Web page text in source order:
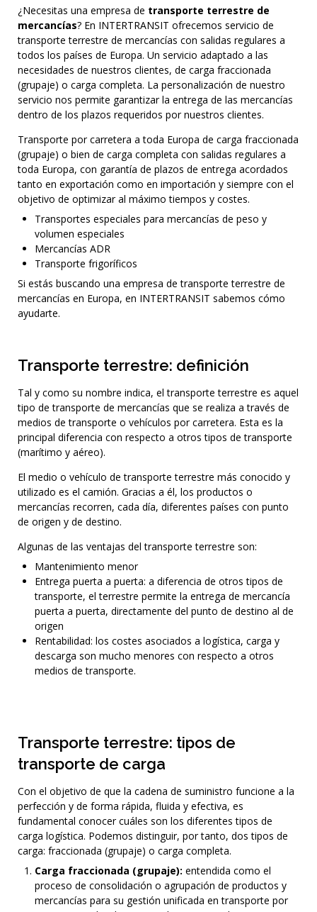
¿Necesitas una empresa de transporte terrestre de
mercancías? En INTERTRANSIT ofrecemos servicio de
transporte terrestre de mercancías con salidas regulares a
todos los países de Europa. Un servicio adaptado a las
necesidades de nuestros clientes, de carga fraccionada
(grupaje) o carga completa. La personalización de nuestro
servicio nos permite garantizar la entrega de las mercancías
dentro de los plazos requeridos por nuestros clientes.
Transporte por carretera a toda Europa de carga fraccionada
(grupaje) o bien de carga completa con salidas regulares a
toda Europa, con garantía de plazos de entrega acordados
tanto en exportación como en importación y siempre con el
objetivo de optimizar al máximo tiempos y costes.
Transportes especiales para mercancías de peso y
volumen especiales
Mercancías ADR
Transporte frigoríficos
Si estás buscando una empresa de transporte terrestre de
mercancías en Europa, en INTERTRANSIT sabemos cómo
ayudarte.
Transporte terrestre: definición
Tal y como su nombre indica, el transporte terrestre es aquel
tipo de transporte de mercancías que se realiza a través de
medios de transporte o vehículos por carretera. Esta es la
principal diferencia con respecto a otros tipos de transporte
(marítimo y aéreo).
El medio o vehículo de transporte terrestre más conocido y
utilizado es el camión. Gracias a él, los productos o
mercancías recorren, cada día, diferentes países con punto
de origen y de destino.
Algunas de las ventajas del transporte terrestre son:
Mantenimiento menor
Entrega puerta a puerta: a diferencia de otros tipos de
transporte, el terrestre permite la entrega de mercancía
puerta a puerta, directamente del punto de destino al de
origen
Rentabilidad: los costes asociados a logística, carga y
descarga son mucho menores con respecto a otros
medios de transporte.
Transporte terrestre: tipos de
transporte de carga
Con el objetivo de que la cadena de suministro funcione a la
perfección y de forma rápida, fluida y efectiva, es
fundamental conocer cuáles son los diferentes tipos de
carga logística. Podemos distinguir, por tanto, dos tipos de
carga: fraccionada (grupaje) o carga completa.
Carga fraccionada (grupaje): entendida como el
proceso de consolidación o agrupación de productos y
mercancías para su gestión unificada en transporte por